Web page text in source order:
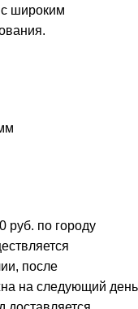
широким
руб. по городу
после
на следующий день